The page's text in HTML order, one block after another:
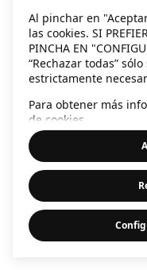
Al pinchar en
las cookies. SI
PINCHA EN
“Rechazar todas”
estrictamente
Para obtener más
de cookies